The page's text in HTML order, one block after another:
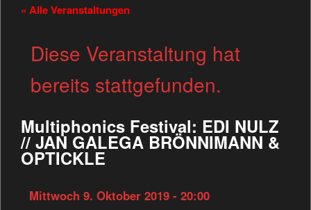
« Alle Veranstaltungen
Diese Veranstaltung hat
bereits stattgefunden.
Multiphonics Festival: EDI NULZ
// JAN GALEGA BRÖNNIMANN &
OPTICKLE
Mittwoch 9. Oktober 2019 - 20:00